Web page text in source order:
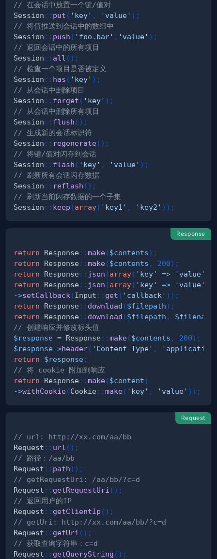
// 在会话中放置一个键/值对
Session :: put ( 'key' , 'value' ) ;
// 将值推送到会话中的数组中
Session :: push ( 'foo.bar' , 'value' ) ;
// 返回会话中的所有项目
Session :: all ( ) ;
// 检查一个项目是否被定义
Session :: has ( 'key' ) ;
// 从会话中删除项目
Session :: forget ( 'key' ) ;
// 从会话中删除所有项目
Session :: flush ( ) ;
// 生成新的会话标识符
Session :: regenerate( ) ;
// 将键/值对闪存到会话
Session :: flash ( 'key' , 'value' ) ;
// 刷新所有会话闪存数据
Session :: reflash ( ) ;
// 刷新当前闪存数据的一个子集
Session :: keep (array( 'key1' , 'key2' ) ) ;
Response
return Response ::make($contents) ;
return
Response ::make($contents , 200) ;
return
Response :: json (array( 'key' => 'value'
return
Response :: json (array( 'key' => 'value'
->setCallback (Input :: get ( 'callback' ) ) ;
return
Response :: download ($filepath) ;
return
Response :: download ($filepath , $filename
// 创建响应并修改标头值
$response = Response ::make($contents , 200) ;
$response->header( 'Content-Type' ,
return
$response;
// 将 cookie 附加到响应
return
Response ::make($content)
->withCookie(Cookie ::make( 'key' , 'value' ) ) ;
Request
// url: http://xx.com/aa/bb
Request :: url ( ) ;
// 路径：/aa/bb
Request :: path ( ) ;
// getRequestUri: /aa/bb/?c=d
Request :: getRequestUri ( ) ;
// 返回用户的IP
Request :: getClientIp ( ) ;
// getUri: http://xx.com/aa/bb/?c=d
Request :: getUri ( ) ;
// 获取查询字符串：c=d
Request :: getQueryString ( ) ;